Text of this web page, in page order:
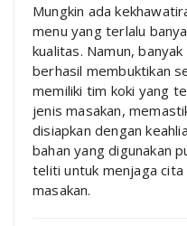
Mungkin ada
menu yang terlalu
kualitas. Namun,
berhasil membuktikan
memiliki tim koki yang
jenis masakan,
disiapkan dengan
bahan yang digunakan
teliti untuk menjaga
masakan.